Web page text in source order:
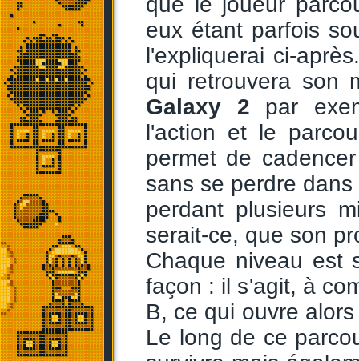
eux étant parfois
l'expliquerai ci-
qui retrouvera son
Galaxy 2 par
l'action et le
permet de
sans se perdre
perdant plusieurs
serait-ce, que son
Chaque niveau est
façon : il s'agit, à
B, ce qui ouvre
Le long de ce